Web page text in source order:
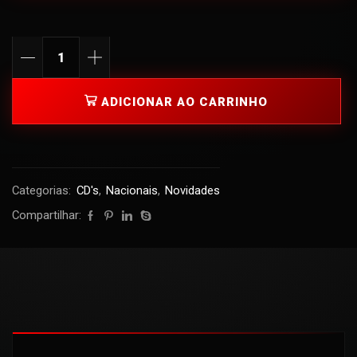
ADICIONAR AO CARRINHO
Categorias: CD's, Nacionais, Novidades
Compartilhar: